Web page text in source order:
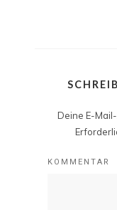
Deine E-
KOMMENTAR